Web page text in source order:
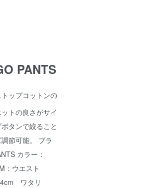
PANTS
トップコットンの
トの良さがサイ
タンで絞ること
節可能。 ブラ
カラー：
：ウエスト
ワタリ